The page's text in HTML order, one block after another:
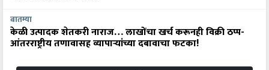
बातम्या
केळी उत्पादक शेतकरी नाराज… लाखोंचा खर्च करूनही विक्री ठप्प-
आंतरराष्ट्रीय तणावासह व्यापाऱ्यांच्या दबावाचा फटका!